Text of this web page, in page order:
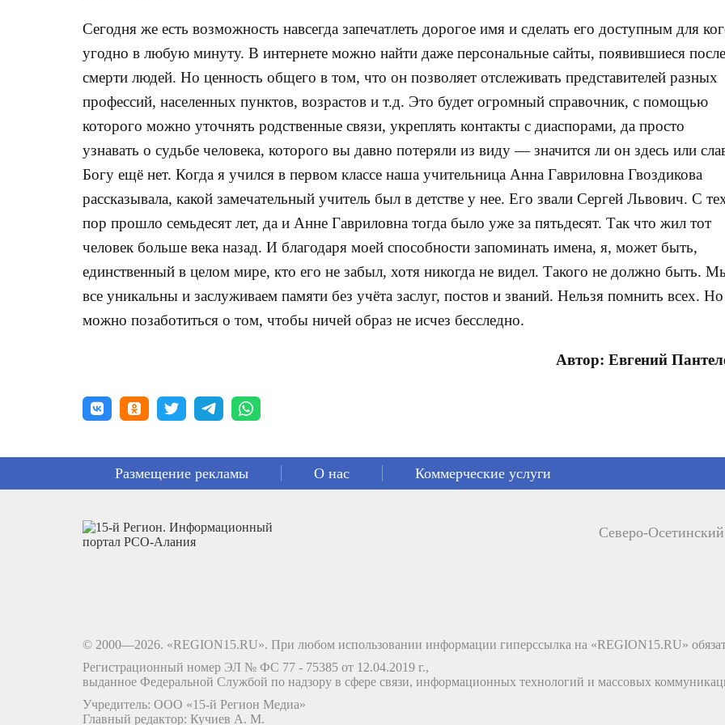
Сегодня же есть возможность навсегда запечатлеть дорогое имя и сделать его доступным для
угодно в любую минуту. В интернете можно найти даже персональные сайты, появившиеся после
смерти людей. Но ценность общего в том, что он позволяет отслеживать представителей разных
профессий, населенных пунктов, возрастов и т.д. Это будет огромный справочник, с помощью
которого можно уточнять родственные связи, укреплять контакты с диаспорами, да просто
узнавать о судьбе человека, которого вы давно потеряли из виду — значится ли он здесь или
Богу ещё нет. Когда я учился в первом классе наша учительница Анна Гавриловна Гвоздикова
рассказывала, какой замечательный учитель был в детстве у нее. Его звали Сергей Львович. С
пор прошло семьдесят лет, да и Анне Гавриловна тогда было уже за пятьдесят. Так что жил тот
человек больше века назад. И благодаря моей способности запоминать имена, я, может быть,
единственный в целом мире, кто его не забыл, хотя никогда не видел. Такого не должно быть.
все уникальны и заслуживаем памяти без учёта заслуг, постов и званий. Нельзя помнить всех. Но
можно позаботиться о том, чтобы ничей образ не исчез бесследно.
Автор: Евгений
Размещение рекламы О нас Коммерческие услуги
Северо-
© 2000—2026. «REGION15.RU». При любом использовании информации гиперссылка на «REGION15.RU»
Регистрационный номер ЭЛ № ФС 77 - 75385 от 12.04.2019 г.,
выданное Федеральной Службой по надзору в сфере связи, информационных технологий и массовых
Учредитель: ООО «15-й Регион Медиа»
Главный редактор: Кучиев А. М.